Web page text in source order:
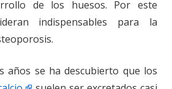
de los huesos. Por este
indispensables para la
años se ha descubierto que los